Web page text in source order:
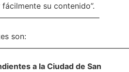
su contenido”.
son:
a la Ciudad de San